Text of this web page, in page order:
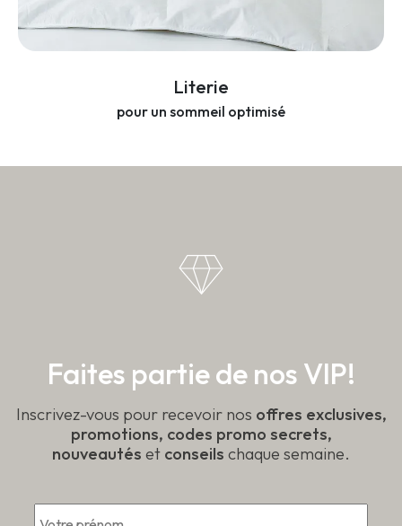
Literie
pour un sommeil optimisé
Faites partie de nos VIP!
Inscrivez-vous pour recevoir nos offres exclusives,
promotions, codes promo secrets,
nouveautés et conseils chaque semaine.
*